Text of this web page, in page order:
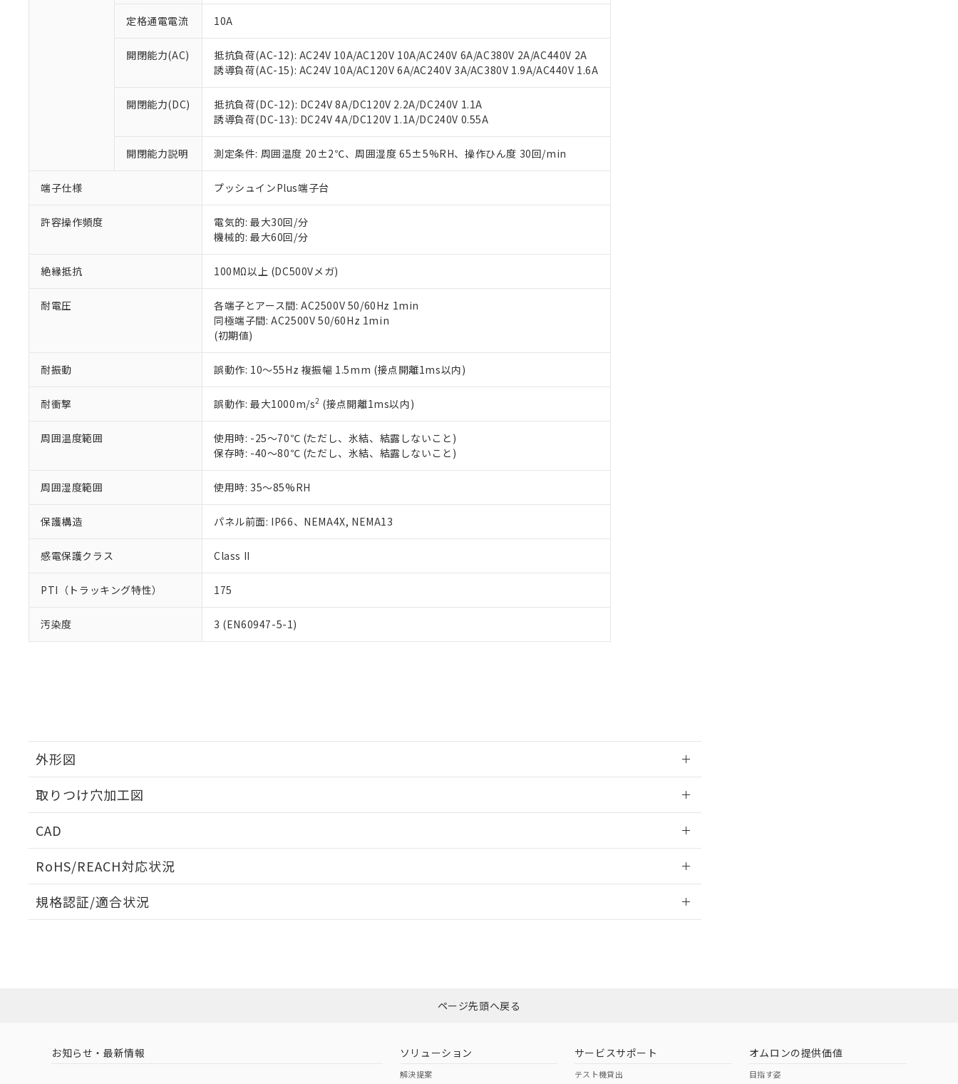
定格通電電流 10A
開閉能力(AC)
抵抗負荷(AC-12): AC24V 10A/AC120V 10A/AC240V 6A/AC380V 2A/AC440V 2A
誘導負荷(AC-15): AC24V 10A/AC120V 6A/AC240V 3A/AC380V 1.9A/AC440V 1.6A
開閉能力(DC)
抵抗負荷(DC-12): DC24V 8A/DC120V 2.2A/DC240V 1.1A
誘導負荷(DC-13): DC24V 4A/DC120V 1.1A/DC240V 0.55A
開閉能力説明 測定条件: 周囲温度 20±2℃、周囲湿度 65±5%RH、操作ひん度 30回/min
端子仕様 プッシュインPlus端子台
許容操作頻度
電気的: 最大30回/分
機械的: 最大60回/分
絶縁抵抗 100MΩ以上 (DC500Vメガ)
耐電圧
各端子とアース間: AC2500V 50/60Hz 1min
同極端子間: AC2500V 50/60Hz 1min
(初期値)
耐振動 誤動作: 10～55Hz 複振幅 1.5mm (接点開離1ms以内)
耐衝撃 誤動作: 最大1000m/s2 (接点開離1ms以内)
周囲温度範囲
使用時: -25～70℃ (ただし、氷結、結露しないこと)
保存時: -40～80℃ (ただし、氷結、結露しないこと)
周囲湿度範囲 使用時: 35～85%RH
保護構造 パネル前面: IP66、NEMA4X, NEMA13
感電保護クラス Class II
PTI（トラッキング特性） 175
汚染度 3 (EN60947-5-1)
外形図
取りつけ穴加工図
CAD
RoHS/REACH対応状況
EU RoHS 注意事項・凡例
ダウンロードはこちら
中国 RoHS 注意事項・凡例
規格認証/適合状況
本サービスは、当社制御機器事業取扱商品の当社在庫状況および標準価格(税抜)を提供させていただ
くものです。
当社制御機器事業取扱商品の中には、本サービスの対象外となる商品もあることをご了承ください。
在庫状況および標準価格照会結果は、記載している更新日時点での社内データに基づき作成されるも
のであり、閲覧された時点での実際の在庫および標準価格とは異なる場合があることをご了承くださ
い。
正式な納期状況および標準価格はお客様のお取引先、またはお客様担当のオムロン制御機器販売店・
在庫状況および標準価格結果を当社の事前の承諾なく第三者に漏洩または開示しないようお願いしま
す。
マイパーツ機能（部品リスト作成サービス）をご利用いただくには、I-Webメンバーズにご登録され
ている必要があります。
お客様が当ウェブサイト上で当社にご登録された部品リストについて、当社および当社の共同利用者
が、当社の製品・サービスに関するお客様との取引・商談に必要な範囲で利用することをご了承くだ
※当社の共同利用者とは、 "個人情報の共同利用に関して"
いる法人を指します。
仕入先様の事情により、非含有部品としていたものが、含有品と判明した場合などやむを得ず変更すること
があります。
*EU RoHS指令（10物質）：
鉛(Pb) 1000ppm以下、 水銀(Hg) 1000ppm以下、 カドミウム(Cd) 100ppm以下、
六価クロム(Cr(Ⅵ)) 1000ppm以下、ポリ臭化ビフェニル類(PBB) 1000ppm以下、ポリ臭化ジフェニルエーテル類(PBDE) 1000ppm以下、
フタル酸ビス(2-エチルヘキシル) (DEHP)(別名：DOP) 1000ppm以下、フタル酸ブチルベンジル（BBP） 1000ppm以下、フタル酸ジブチ
ル（DBP） 1000ppm以下、フタル酸ジイソブチル (DIBP) 1000ppm以下
但し、RoHS指令で産業用監視および制御機器に対する適用除外項目は除く。
フタル酸エステル類の４物質については閾値を超える意図的な使用がないことを確認しています。
部品在庫の切り替え状況などにより、予定月が前後することがあります。
※3 非含有証明書ダウンロード
下記の非含有証明書をダウンロードすることができます。
EU RoHS指令（10物質）の非含有証明書
51物質の非含有証明書（当社基準）
※本証明書は発行日時点で非含有を証明するもので、過去に遡って非含有を証明するものではありません。
混在することから備考欄に対応日を記載しておりました。
既に当社にて対応品への在庫切替を完了していることから、特段のことがない限り、2022年1月12日よ
り割愛しております。
※1 中国RoHS○×表
「○」：最大均質材料含有率が中国RoHSの基準値以下であることを示します。
「×」：最大均質材料含有率が中国RoHSの基準値を超えていることを示します。
「－」：未確認です。当社販売部門へお問い合わせください。
*中国RoHS10物質の基準値 (GB/T26572)：
Pb(鉛) :1000ppm、 Hg(水銀) : 1000ppm、 Cd(カドミウム) : 100ppm、
Cr(Ⅵ)(六価クロム) : 1000ppm、 PBBs(ポリ臭化ビフェニル類) : 1000ppm、 PBDEs(ポリ臭化ジフェニルエーテル類) : 1000ppm、
※2 環境保護使用期限
「10」：通常の使用状況下において有害物質が外部に漏えいし、環境に深刻な影響を及ぼさない年数を意
味します。
「－」：未確認です。当社販売部門へお問い合わせください。
当社は、これら貴社製品のうち、外国為替および外国貿易法に定める商品（以下｢規制貨物等」とい
う）を輸出または国外への提供する場合は、日本国政府の輸出許可(または役務取引許可)を取得する
などの必要な手続きをとります。
当社は規制貨物を破棄する場合は、完全に破砕するなど、違法に輸出されないよう必要な手段を講じ
ます。
当社は貴社製品を、核兵器、ミサイル、化学兵器、生物兵器またはその他武器並びにこれらの製造装
置等に一切使用いたしません。
また当社は、販売先および販売に係わる関係者が違法に輸出するおそれがある場合は、取り引きをい
たしません。
説明
一定数以上の在庫あり
受注生産機種、また在庫状況の情報を公開していない機種
ページ先頭へ戻る
お知らせ・最新情報 ソリューション
解決提案
サービスサポート
テスト機貸出
オムロンの提供価値
目指す姿